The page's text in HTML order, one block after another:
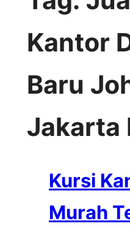
Kantor
Baru
Jakarta
Kursi
Murah